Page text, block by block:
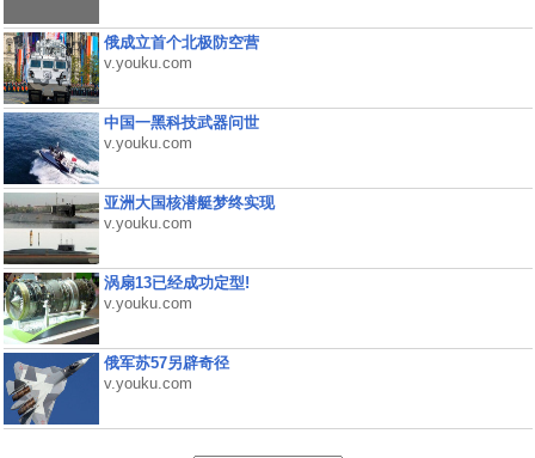
俄成立首个北极防空营
v.youku.com
中国一黑科技武器问世
v.youku.com
亚洲大国核潜艇梦终实现
v.youku.com
涡扇13已经成功定型!
v.youku.com
俄军苏57另辟奇径
v.youku.com